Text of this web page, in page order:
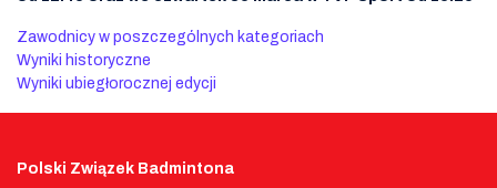
Zawodnicy w poszczególnych kategoriach
Wyniki historyczne
Wyniki ubiegłorocznej edycji
Polski Związek Badmintona